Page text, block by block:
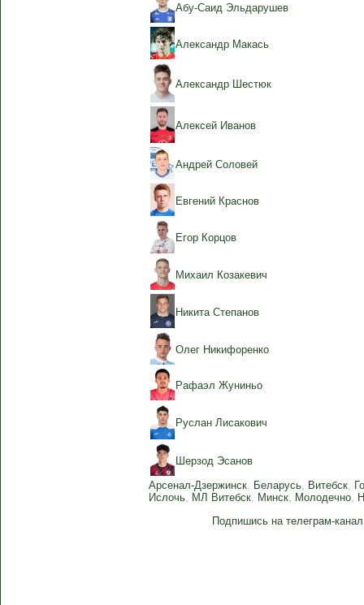
Абу-Саид Эльдарушев
Александр Макась
Александр Шестюк
Алексей Иванов
Андрей Соловей
Евгений Краснов
Егор Корцов
Михаил Козакевич
Никита Степанов
Олег Никифоренко
Рафаэл Жуниньо
Руслан Лисакович
Шерзод Эсанов
Арсенал-Дзержинск, Беларусь, Витебск,
Ислочь, МЛ Витебск, Минск, Молодечно,
Подпишись на телеграм-